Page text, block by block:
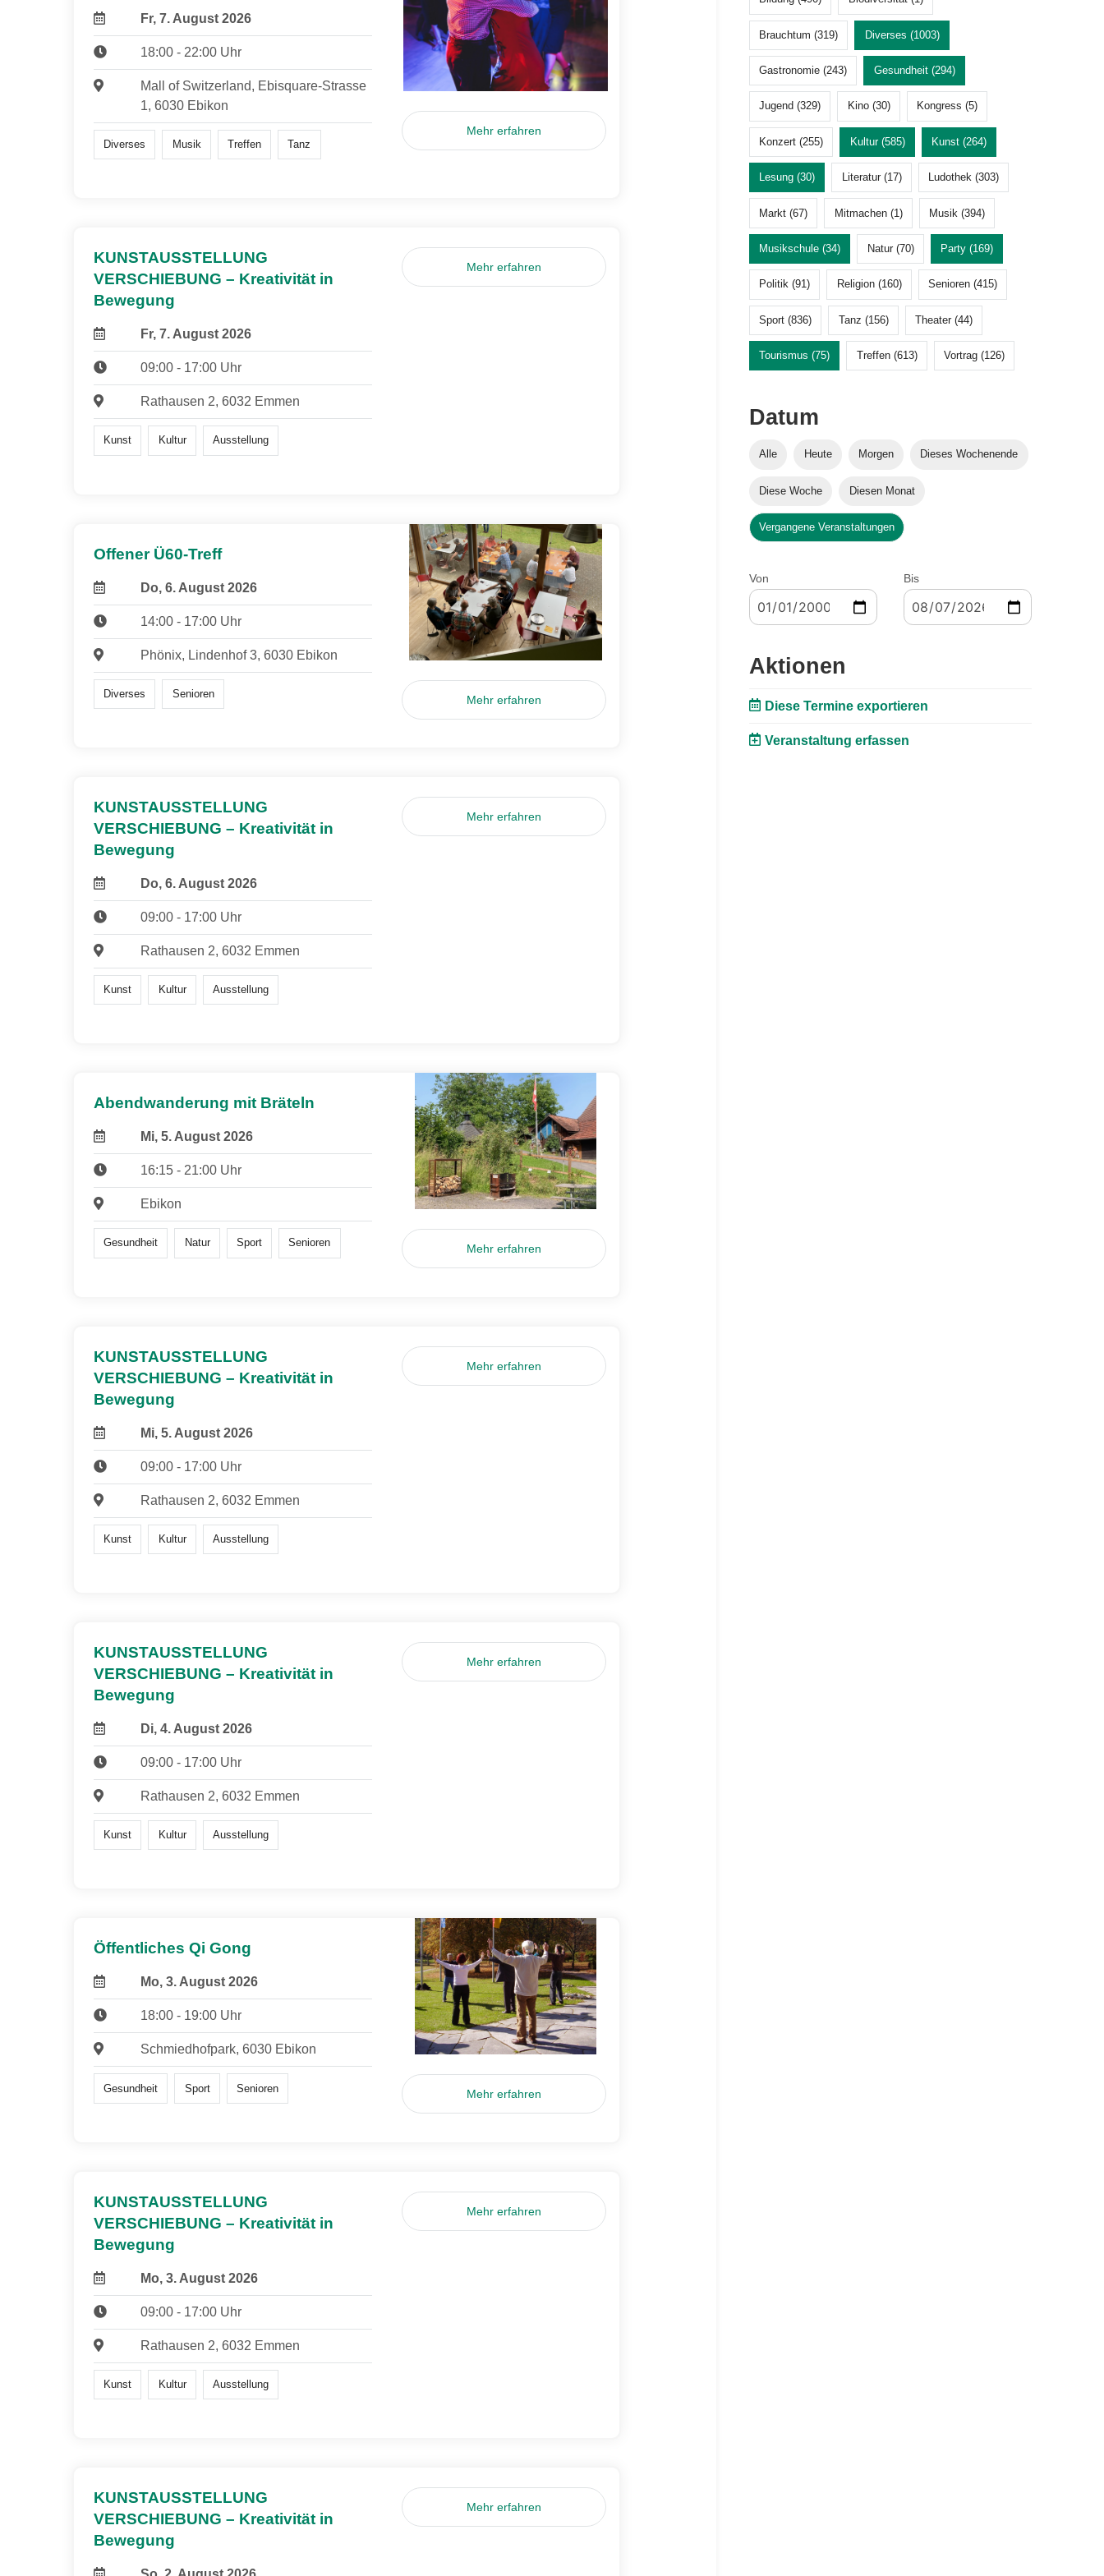
Fr, 7. August 2026
18:00 - 22:00 Uhr
Mall of Switzerland, Ebisquare-Strasse
1, 6030 Ebikon
Diverses Musik Treffen Tanz
Mehr erfahren
KUNSTAUSSTELLUNG
VERSCHIEBUNG – Kreativität in
Bewegung
Fr, 7. August 2026
09:00 - 17:00 Uhr
Rathausen 2, 6032 Emmen
Kunst Kultur Ausstellung
Mehr erfahren
Offener Ü60-Treff
Do, 6. August 2026
14:00 - 17:00 Uhr
Phönix, Lindenhof 3, 6030 Ebikon
Diverses Senioren Mehr erfahren
KUNSTAUSSTELLUNG
VERSCHIEBUNG – Kreativität in
Bewegung
Do, 6. August 2026
09:00 - 17:00 Uhr
Rathausen 2, 6032 Emmen
Kunst Kultur Ausstellung
Mehr erfahren
Abendwanderung mit Bräteln
Mi, 5. August 2026
16:15 - 21:00 Uhr
Ebikon
Gesundheit Natur Sport Senioren Mehr erfahren
KUNSTAUSSTELLUNG
VERSCHIEBUNG – Kreativität in
Bewegung
Mi, 5. August 2026
09:00 - 17:00 Uhr
Rathausen 2, 6032 Emmen
Kunst Kultur Ausstellung
Mehr erfahren
KUNSTAUSSTELLUNG
VERSCHIEBUNG – Kreativität in
Bewegung
Di, 4. August 2026
09:00 - 17:00 Uhr
Rathausen 2, 6032 Emmen
Kunst Kultur Ausstellung
Mehr erfahren
Öffentliches Qi Gong
Mo, 3. August 2026
18:00 - 19:00 Uhr
Schmiedhofpark, 6030 Ebikon
Gesundheit Sport Senioren Mehr erfahren
KUNSTAUSSTELLUNG
VERSCHIEBUNG – Kreativität in
Bewegung
Mo, 3. August 2026
09:00 - 17:00 Uhr
Rathausen 2, 6032 Emmen
Kunst Kultur Ausstellung
Mehr erfahren
KUNSTAUSSTELLUNG
VERSCHIEBUNG – Kreativität in
Bewegung
Mehr erfahren
Brauchtum (319) Diverses (1003)
Gastronomie (243) Gesundheit (294)
Jugend (329) Kino (30) Kongress (5)
Konzert (255) Kultur (585) Kunst (264)
Lesung (30) Literatur (17) Ludothek (303)
Markt (67) Mitmachen (1) Musik (394)
Musikschule (34) Natur (70) Party (169)
Politik (91) Religion (160) Senioren (415)
Sport (836) Tanz (156) Theater (44)
Tourismus (75) Treffen (613) Vortrag (126)
Datum
Alle Heute Morgen Dieses Wochenende
Diese Woche Diesen Monat
Vergangene Veranstaltungen
Von Bis
Aktionen
Diese Termine exportieren
Veranstaltung erfassen